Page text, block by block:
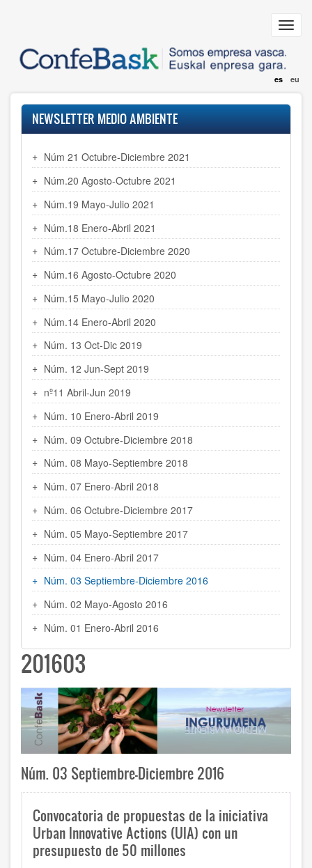
principal
es eu
NEWSLETTER MEDIO AMBIENTE
Núm 21 Octubre-Diciembre 2021
Núm.20 Agosto-Octubre 2021
Núm.19 Mayo-Julio 2021
Núm.18 Enero-Abril 2021
Núm.17 Octubre-Diciembre 2020
Núm.16 Agosto-Octubre 2020
Núm.15 Mayo-Julio 2020
Núm.14 Enero-Abril 2020
Núm. 13 Oct-Dic 2019
Núm. 12 Jun-Sept 2019
nº11 Abril-Jun 2019
Núm. 10 Enero-Abril 2019
Núm. 09 Octubre-Diciembre 2018
Núm. 08 Mayo-Septiembre 2018
Núm. 07 Enero-Abril 2018
Núm. 06 Octubre-Diciembre 2017
Núm. 05 Mayo-Septiembre 2017
Núm. 04 Enero-Abril 2017
Núm. 03 Septiembre-Diciembre 2016
Núm. 02 Mayo-Agosto 2016
Núm. 01 Enero-Abril 2016
201603
Núm. 03 Septiembre-Diciembre 2016
Convocatoria de propuestas de la iniciativa
Urban Innovative Actions (UIA) con un
presupuesto de 50 millones